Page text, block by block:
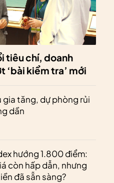
tiêu chí, doanh
‘bài kiểm tra’ mới
gia tăng, dự phòng rủi
dần
hướng 1.800 điểm:
còn hấp dẫn, nhưng
đã sẵn sàng?